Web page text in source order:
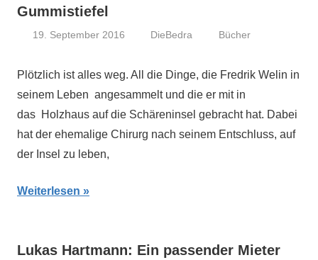
Gummistiefel
19. September 2016 DieBedra Bücher
Plötzlich ist alles weg. All die Dinge, die Fredrik Welin in
seinem Leben angesammelt und die er mit in
das Holzhaus auf die Schäreninsel gebracht hat. Dabei
hat der ehemalige Chirurg nach seinem Entschluss, auf
der Insel zu leben,
Weiterlesen
Lukas Hartmann: Ein passender Mieter